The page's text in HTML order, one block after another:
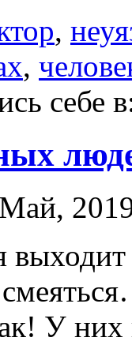
,
,
себе
У